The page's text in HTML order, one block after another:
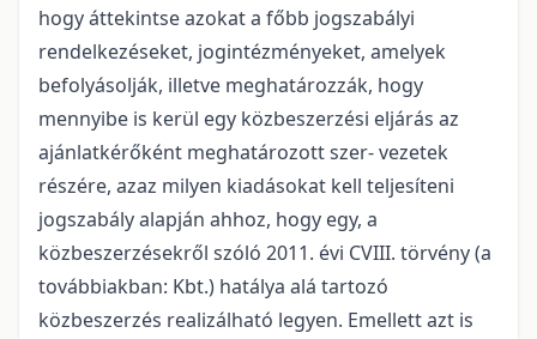
hogy áttekintse azokat a főbb jogszabályi
rendelkezéseket, jogintézményeket, amelyek
befolyásolják, illetve meghatározzák, hogy
mennyibe is kerül egy közbeszerzési eljárás az
ajánlatkérőként meghatározott szer- vezetek
részére, azaz milyen kiadásokat kell teljesíteni
jogszabály alapján ahhoz, hogy egy, a
közbeszerzésekről szóló 2011. évi CVIII. törvény (a
továbbiakban: Kbt.) hatálya alá tartozó
közbeszerzés realizálható legyen. Emellett azt is